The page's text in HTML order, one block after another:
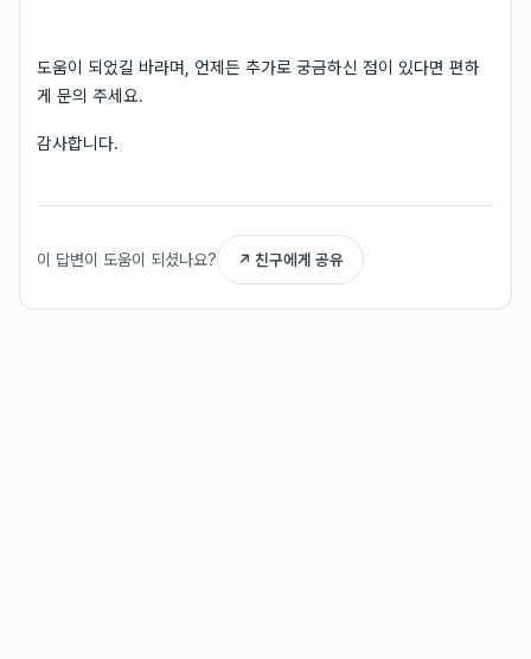
도움이 되었길 바라며, 언제든 추가로 궁금하신 점이 있다면 편하
게 문의 주세요.
감사합니다.
이 답변이 도움이 되셨나요? ↗ 친구에게 공유